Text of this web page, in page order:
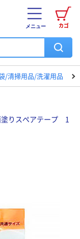
カゴ
メニュー
/清掃用品/洗濯用品
りスペアテープ 1